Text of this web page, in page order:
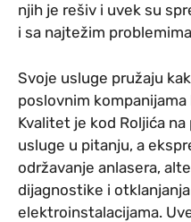
njih je rešiv i uvek su
i sa najtežim
Svoje usluge pružaju
poslovnim
Kvalitet je kod Roljića
usluge u pitanju, a
održavanje anlasera,
dijagnostike i
elektroinstalacijama.